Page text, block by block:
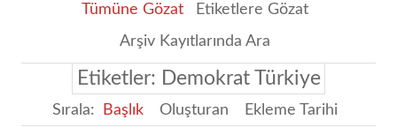
Tümüne Gözat
Etiketlere Gözat
Arşiv Kayıtlarında Ara
Etiketler: Demokrat Türkiye
Sırala: Başlık Oluşturan Ekleme Tarihi